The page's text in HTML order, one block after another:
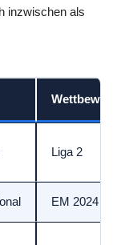
inzwischen als
Wettbewerb
Liga 2
EM 2024